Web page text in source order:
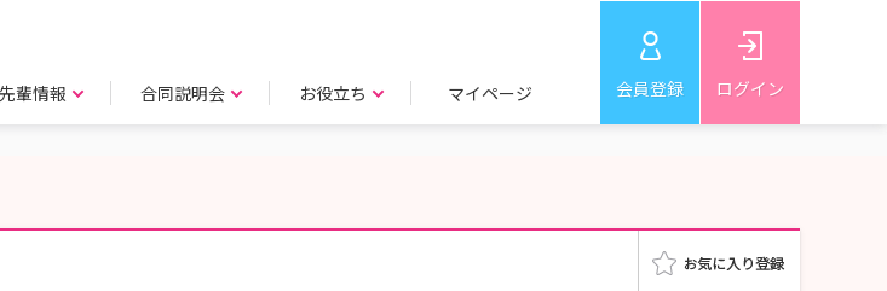
先輩情報 合同説明会 お役立ち マイページ 会員登録 ログイン